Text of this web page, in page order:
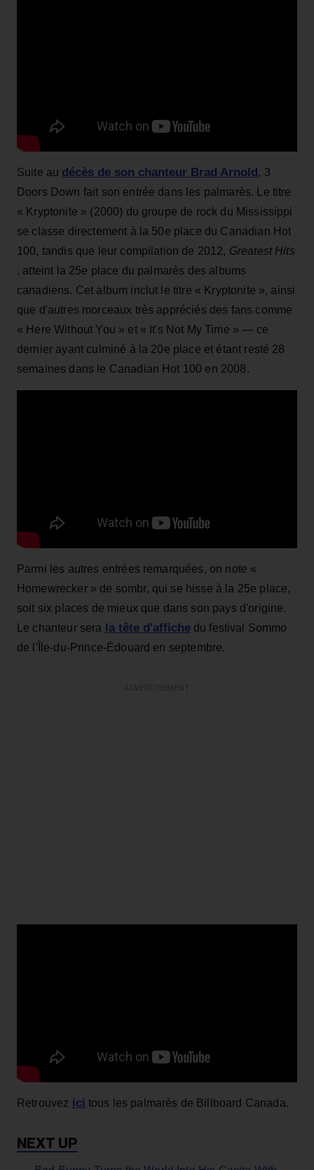
Suite au décès de son chanteur Brad Arnold, 3
Doors Down fait son entrée dans les palmarès. Le titre
« Kryptonite » (2000) du groupe de rock du Mississippi
se classe directement à la 50e place du Canadian Hot
100, tandis que leur compilation de 2012, Greatest Hits
, atteint la 25e place du palmarès des albums
canadiens. Cet album inclut le titre « Kryptonite », ainsi
que d'autres morceaux très appréciés des fans comme
« Here Without You » et « It's Not My Time » — ce
dernier ayant culminé à la 20e place et étant resté 28
semaines dans le Canadian Hot 100 en 2008.
Parmi les autres entrées remarquées, on note «
Homewrecker » de sombr, qui se hisse à la 25e place,
soit six places de mieux que dans son pays d'origine.
Le chanteur sera la tête d'affichedu festival Sommo
de l'Île-du-Prince-Édouard en septembre.
Retrouvez ici tous les palmarès de Billboard Canada.